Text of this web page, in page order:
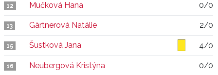
12 Mučková Hana 0/0
13 Gärtnerová Natálie 2/0
15 Šustková Jana 4/0
16 Neubergová Kristýna 0/0